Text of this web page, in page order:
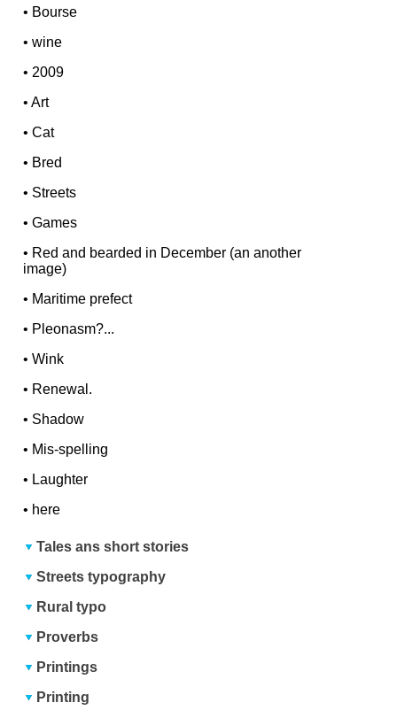
• Bourse
•wine
• 2009
•Art
•Cat
• Bred
• Streets
•Games
• Red and bearded in December (an another
image)
• Maritime prefect
• Pleonasm?...
•Wink
• Renewal.
• Shadow
• Mis-spelling
• Laughter
• here
Tales ans short stories
Streets typography
Rural typo
Proverbs
Printings
Printing